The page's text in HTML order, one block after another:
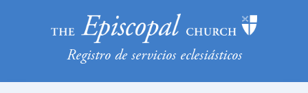
Registro de servicios eclesiásticos